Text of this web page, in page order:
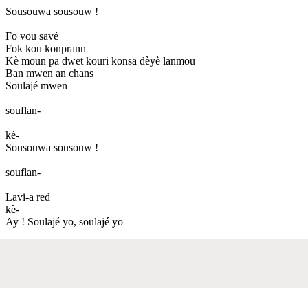
Sousouwa sousouw !
Fo vou savé
Fok kou konprann
Kè moun pa dwet kouri konsa dèyè lanmou
Ban mwen an chans
Soulajé mwen
souflan-
kè-
Sousouwa sousouw !
souflan-
Lavi-a red
kè-
Ay ! Soulajé yo, soulajé yo